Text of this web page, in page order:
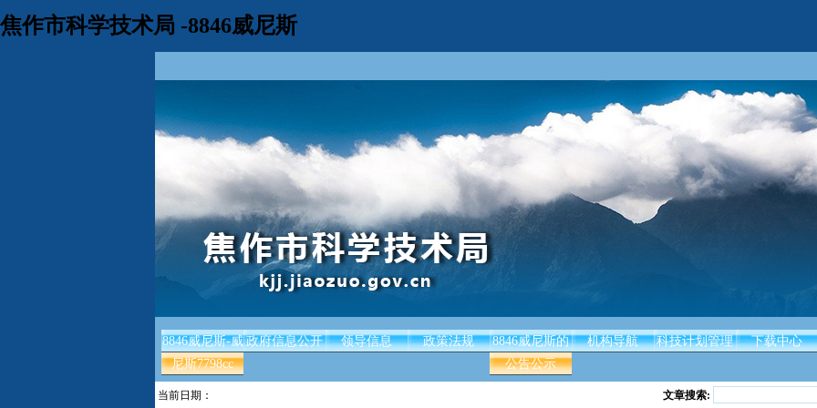
焦作市科学技术局 -8846威尼斯
8846威尼斯-威
尼斯7798cc
政府信息公开 领导信息 政策法规
8846威尼斯的
公告公示
机构导航 科技计划管理 下载中心
当前日期： 文章搜索: